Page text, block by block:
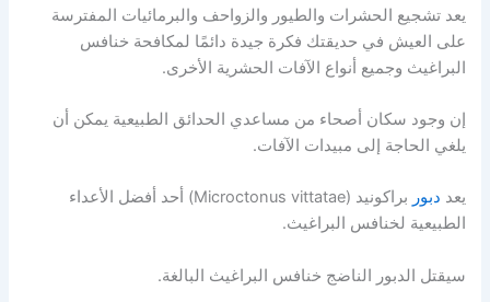
يعد تشجيع الحشرات والطيور والزواحف والبرمائيات المفترسة
على العيش في حديقتك فكرة جيدة دائمًا لمكافحة خنافس
البراغيث وجميع أنواع الآفات الحشرية الأخرى.
إن وجود سكان أصحاء من مساعدي الحدائق الطبيعية يمكن أن
يلغي الحاجة إلى مبيدات الآفات.
يعد دبور
براكونيد (Microctonus vittatae) أحد أفضل الأعداء
الطبيعية لخنافس البراغيث.
سيقتل الدبور الناضج خنافس البراغيث البالغة.